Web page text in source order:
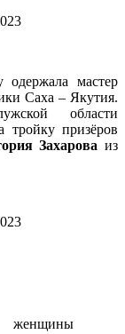
мастер
Саха – Якутия.
области
тройку призёров
Захарова из
женщины